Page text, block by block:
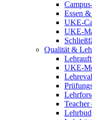
Essen
UKE-
UKE-
Qualität &
UKE-
Teacher